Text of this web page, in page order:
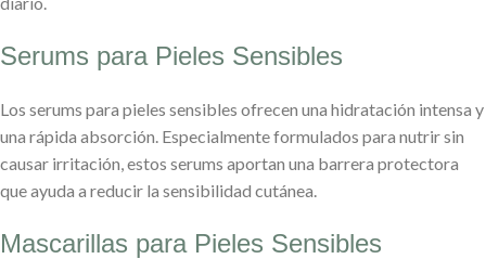
Serums para Pieles Sensibles
Los serums para pieles sensibles ofrecen una hidratación intensa y
una rápida absorción. Especialmente formulados para nutrir sin
causar irritación, estos serums aportan una barrera protectora
que ayuda a reducir la sensibilidad cutánea.
Mascarillas para Pieles Sensibles